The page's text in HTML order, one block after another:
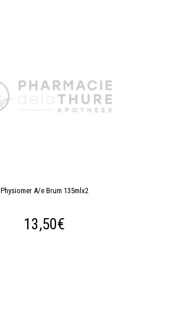
Physiomer A/e Brum 135mlx2
13,50€